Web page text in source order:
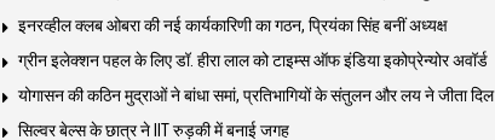
इनरव्हील क्लब ओबरा की नई कार्यकारिणी का गठन, प्रियंका सिंह बनीं अध्यक्ष
ग्रीन इलेक्शन पहल के लिए डॉ. हीरा लाल को टाइम्स ऑफ इंडिया इकोप्रेन्योर अवॉर्ड
योगासन की कठिन मुद्राओं ने बांधा समां, प्रतिभागियों के संतुलन और लय ने जीता दिल
सिल्वर बेल्स के छात्र ने IIT रुड़की में बनाई जगह